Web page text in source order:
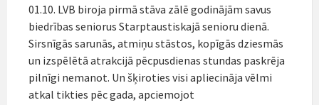
01.10. LVB biroja pirmā stāva zālē godinājām savus
biedrības seniorus Starptaustiskajā senioru dienā.
Sirsnīgās sarunās, atmiņu stāstos, kopīgās dziesmās
un izspēlētā atrakcijā pēcpusdienas stundas paskrēja
pilnīgi nemanot. Un šķiroties visi apliecināja vēlmi
atkal tikties pēc gada, apciemojot